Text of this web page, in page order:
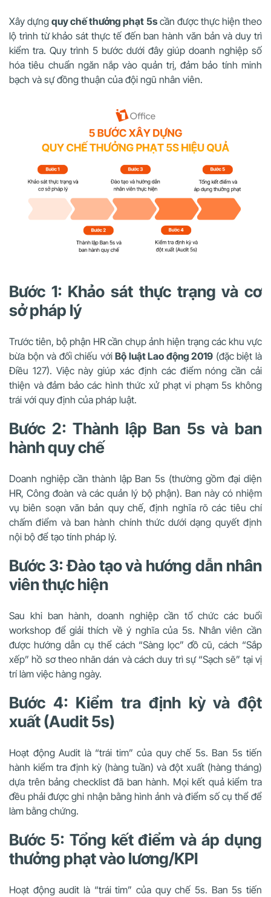
Xây dựngquy chế thưởng phạt 5scần được thực hiện theo
lộ trình từ khảo sát thực tế đến ban hành văn bản và duy trì
kiểm tra. Quy trình 5 bước dưới đây giúp doanh nghiệp số
hóa tiêu chuẩn ngăn nắp vào quản trị, đảm bảo tính minh
bạch và sự đồng thuận của đội ngũ nhân viên.
Bước 1: Khảo sát thực trạng và cơ
sở pháp lý
Trước tiên, bộ phận HR cần chụp ảnh hiện trạng các khu vực
bừa bộn và đối chiếu vớiBộ luật Lao động 2019 (đặc biệt là
Điều 127). Việc này giúp xác định các điểm nóng cần cải
thiện và đảm bảo các hình thức xử phạt vi phạm 5s không
trái với quy định của pháp luật.
Bước 2: Thành lập Ban 5s và ban
hành quy chế
Doanh nghiệp cần thành lập Ban 5s (thường gồm đại diện
HR, Công đoàn và các quản lý bộ phận). Ban này có nhiệm
vụ biên soạn văn bản quy chế, định nghĩa rõ các tiêu chí
chấm điểm và ban hành chính thức dưới dạng quyết định
nội bộ để tạo tính pháp lý.
Bước 3: Đào tạo và hướng dẫn nhân
viên thực hiện
Sau khi ban hành, doanh nghiệp cần tổ chức các buổi
workshop để giải thích về ý nghĩa của 5s. Nhân viên cần
được hướng dẫn cụ thể cách “Sàng lọc” đồ cũ, cách “Sắp
xếp” hồ sơ theo nhãn dán và cách duy trì sự “Sạch sẽ” tại vị
trí làm việc hàng ngày.
Bước 4: Kiểm tra định kỳ và đột
xuất (Audit 5s)
Hoạt động Audit là “trái tim” của quy chế 5s. Ban 5s tiến
hành kiểm tra định kỳ (hàng tuần) và đột xuất (hàng tháng)
dựa trên bảng checklist đã ban hành. Mọi kết quả kiểm tra
đều phải được ghi nhận bằng hình ảnh và điểm số cụ thể để
làm bằng chứng.
Bước 5: Tổng kết điểm và áp dụng
thưởng phạt vào lương/KPI
Hoạt động audit là “trái tim” của quy chế 5s. Ban 5s tiến